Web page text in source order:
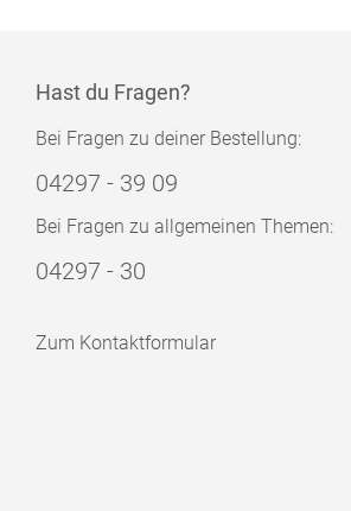
Hast du Fragen?
Bei Fragen zu deiner Bestellung:
04297 - 39 09
Bei Fragen zu allgemeinen Themen:
04297 - 30
Zum Kontaktformular